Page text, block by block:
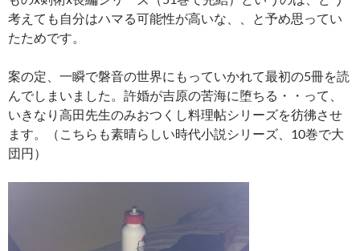
考えても自分はハマる可能性が高いな、、と予め思ってい
たためです。
案の定、一瞬で磐音の世界にもっていかれて最初の5冊を読
んでしまいました。許婚が吉原の苦海に堕ちる・・って、
いきなり高田先生のみおつくし料理帖シリーズを彷彿させ
ます。（こちらも素晴らしい時代小説シリーズ、10巻で大
団円）